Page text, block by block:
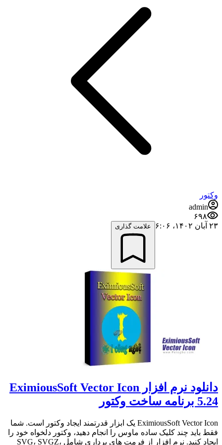
وکتور
admin
۶۹۸
۲۳ آبان ۱۴۰۲،‏ ۶:۰۶
علامت گذاری
دانلود نرم افزار EximiousSoft Vector Icon
5.24 برنامه ساخت وکتور
EximiousSoft Vector Icon یک ابزار قدرتمند ایجاد وکتور است. شما
فقط باید چند کلیک ساده ماوس را انجام دهید، وکتور دلخواه خود را
ایجاد کنید. نرم افزار از فرمت های برداری شامل SVG، SVGZ،